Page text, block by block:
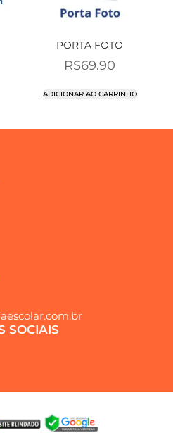
PORTA FOTO
R$69.90
ADICIONAR AO CARRINHO
SOCIAIS